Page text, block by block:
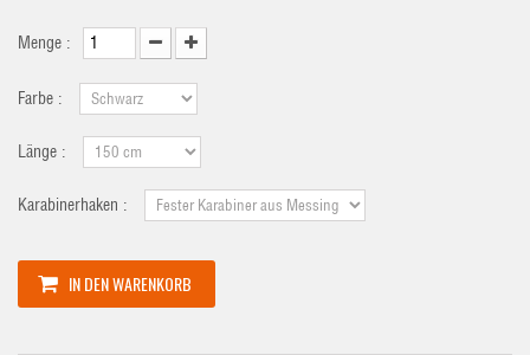
Menge :
Farbe :
Länge :
Karabinerhaken :
IN DEN WARENKORB